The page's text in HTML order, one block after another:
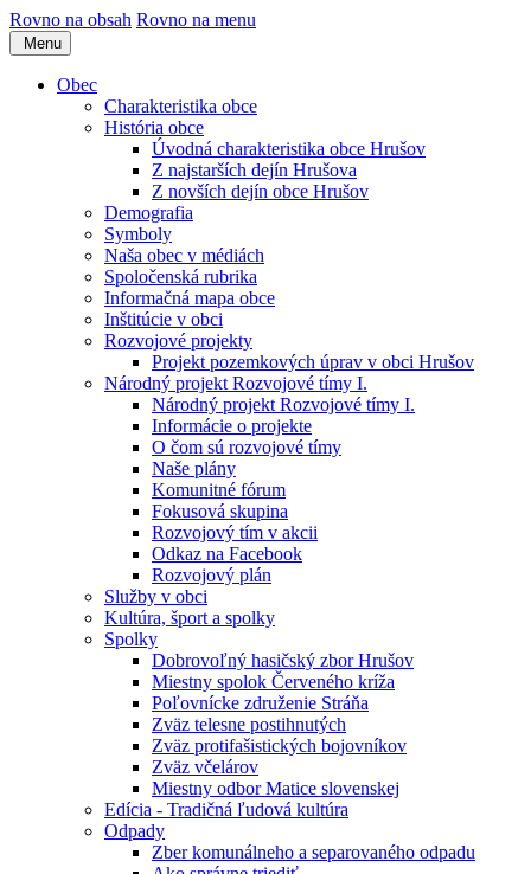
Rovno na obsah Rovno na menu
Menu
Obec
Charakteristika obce
História obce
Úvodná charakteristika obce Hrušov
Z najstarších dejín Hrušova
Z novších dejín obce Hrušov
Demografia
Symboly
Naša obec v médiách
Spoločenská rubrika
Informačná mapa obce
Inštitúcie v obci
Rozvojové projekty
Projekt pozemkových úprav v obci Hrušov
Národný projekt Rozvojové tímy I.
Národný projekt Rozvojové tímy I.
Informácie o projekte
O čom sú rozvojové tímy
Naše plány
Komunitné fórum
Fokusová skupina
Rozvojový tím v akcii
Odkaz na Facebook
Rozvojový plán
Služby v obci
Kultúra, šport a spolky
Spolky
Dobrovoľný hasičský zbor Hrušov
Miestny spolok Červeného kríža
Poľovnícke združenie Stráňa
Zväz telesne postihnutých
Zväz protifašistických bojovníkov
Zväz včelárov
Miestny odbor Matice slovenskej
Edícia - Tradičná ľudová kultúra
Odpady
Zber komunálneho a separovaného odpadu